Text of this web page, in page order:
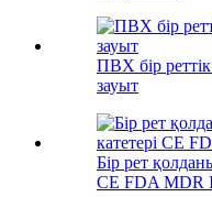
ПВХ бір реттік
зауыт
Бір рет
CE FDA MDR